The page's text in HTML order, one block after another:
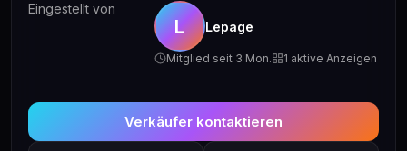
Eingestellt von
L Lepage
Mitglied seit 3 Mon. 1 aktive Anzeigen
Verkäufer kontaktieren